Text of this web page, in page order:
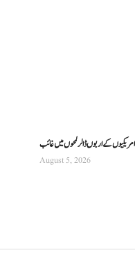
امریکیوں کے اربوں ڈالر لمحوں میں غائب
August 5, 2026